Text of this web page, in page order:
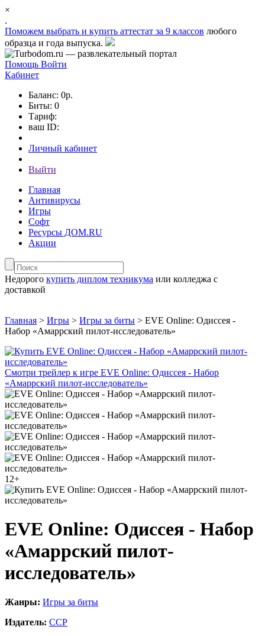
×
.
Поможем выбрать и купить аттестат за 9 классов любого
образца и года выпуска.
Помощь Войти
Кабинет
Баланс: 0р.
Биты: 0
Тариф:
ваш ID:
Личный кабинет
Выйти
Главная
Антивирусы
Игры
Софт
Ресурсы ДОМ.RU
Акции
Недорого купить диплом техникума или колледжа с
доставкой
Главная > Игры > Игры за биты > EVE Online: Одиссея -
Набор «Амаррский пилот-исследователь»
Смотри трейлер к игре EVE Online: Одиссея - Набор
«Амаррский пилот-исследователь»
12+
EVE Online: Одиссея - Набор
«Амаррский пилот-
исследователь»
Жанры: Игры за биты
Издатель: CCP